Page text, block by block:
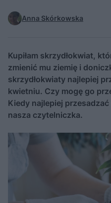
Anna Skórkowska
Kupiłam skrzydłokwiat,
zmienić mu ziemię i
skrzydłokwiaty najlepiej
kwietniu. Czy mogę go
Kiedy najlepiej
nasza czytelniczka.